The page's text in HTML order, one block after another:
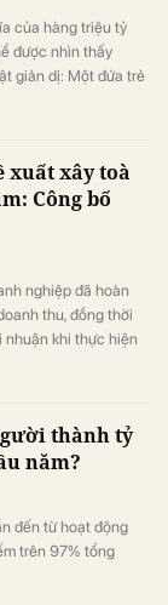
của hàng triệu tỷ
được nhìn thấy
giản dị: Một đứa trẻ
xuất xây toà
Công bố
nghiệp đã hoàn
thu, đồng thời
khi thực hiện
thành tỷ
năm?
đến từ hoạt động
trên 97% tổng